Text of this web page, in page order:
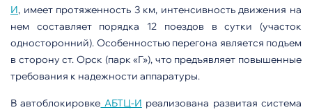
И, имеет протяженность 3 км, интенсивность движения на
нем составляет порядка 12 поездов в сутки (участок
односторонний). Особенностью перегона является подъем
в сторону ст. Орск (парк «Г»), что предъявляет повышенные
требования к надежности аппаратуры.
В автоблокировке АБТЦ-И реализована развитая система